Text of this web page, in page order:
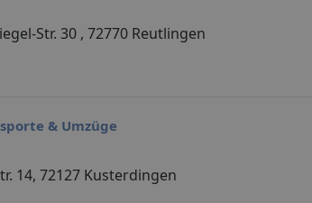
Str. 30 , 72770 Reutlingen
& Umzüge
14, 72127 Kusterdingen